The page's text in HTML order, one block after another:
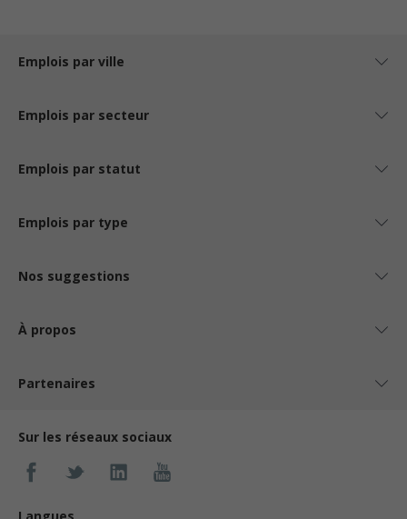
Emplois par ville
Emplois par secteur
Emplois par statut
Emplois par type
Nos suggestions
À propos
Partenaires
Sur les réseaux sociaux